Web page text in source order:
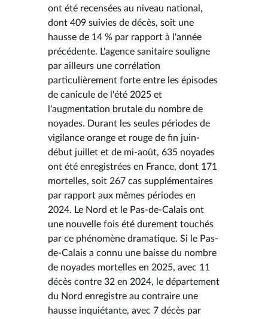
ont été recensées au niveau national,
dont 409 suivies de décès, soit une
hausse de 14 % par rapport à l'année
précédente. L'agence sanitaire souligne
par ailleurs une corrélation
particulièrement forte entre les épisodes
de canicule de l'été 2025 et
l'augmentation brutale du nombre de
noyades. Durant les seules périodes de
vigilance orange et rouge de fin juin-
début juillet et de mi-août, 635 noyades
ont été enregistrées en France, dont 171
mortelles, soit 267 cas supplémentaires
par rapport aux mêmes périodes en
2024. Le Nord et le Pas-de-Calais ont
une nouvelle fois été durement touchés
par ce phénomène dramatique. Si le Pas-
de-Calais a connu une baisse du nombre
de noyades mortelles en 2025, avec 11
décès contre 32 en 2024, le département
du Nord enregistre au contraire une
hausse inquiétante, avec 7 décès par